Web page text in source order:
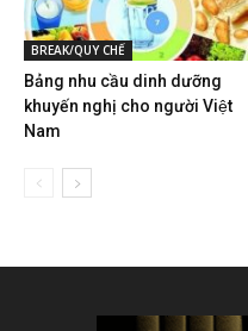
BREAK/QUY CHẾ
Bảng nhu cầu dinh dưỡng
khuyến nghị cho người Việt
Nam